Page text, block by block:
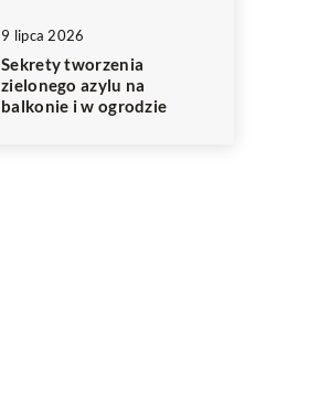
9 lipca 2026
Sekrety tworzenia
zielonego azylu na
balkonie i w ogrodzie